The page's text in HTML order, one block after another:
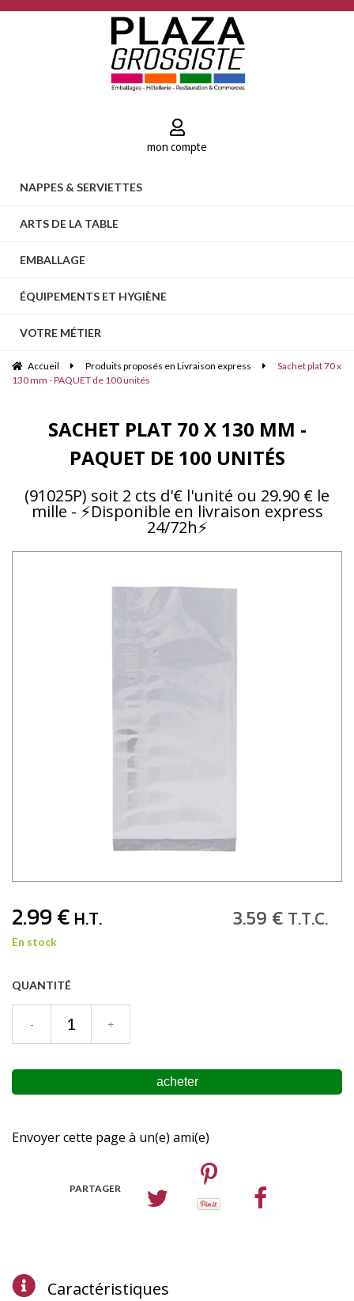
mon compte
NAPPES & SERVIETTES
ARTS DE LA TABLE
EMBALLAGE
ÉQUIPEMENTS ET HYGIÈNE
VOTRE MÉTIER
Accueil Produits proposés en Livraison express
Sachet plat 70 x
130 mm - PAQUET de 100 unités
SACHET PLAT 70 X 130 MM -
PAQUET DE 100 UNITÉS
(91025P) soit 2 cts d'€ l'unité ou 29.90 € le
mille - ⚡Disponible en livraison express
24/72h⚡
2.99€ H.T. 3.59 € T.T.C.
En stock
QUANTITÉ
Envoyer cette page à un(e) ami(e)
PARTAGER
Caractéristiques